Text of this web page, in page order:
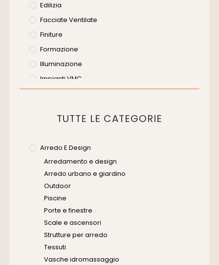
Edilizia
Facciate Ventilate
Finiture
Formazione
Illuminazione
Impianti VMC
Progettazione Infrastrutturale
Senza Categoria
Software
TUTTE LE CATEGORIE
Arredo E Design
Arredamento e design
Arredo urbano e giardino
Outdoor
Piscine
Porte e finestre
Scale e ascensori
Strutture per arredo
Tessuti
Vasche idromassaggio